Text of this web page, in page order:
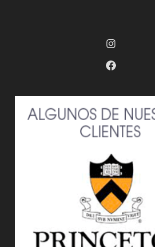
Instagram
Facebook